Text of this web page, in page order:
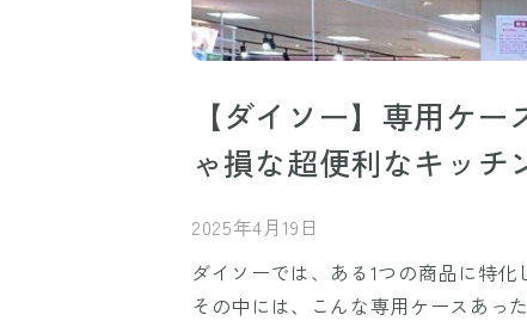
【ダイソー】専用ケ
ゃ損な超便利なキッチ
2025年4月19日
ダイソーでは、ある1つの商品に特
その中には、こんな専用ケースあっ